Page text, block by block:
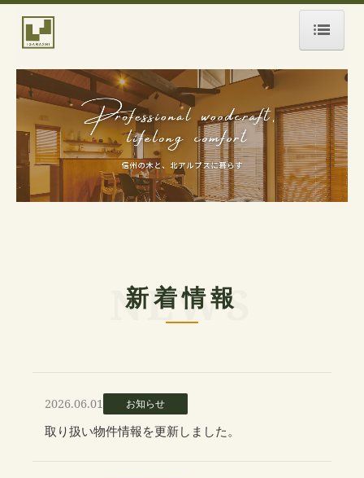
ホーム
五十嵐木材の家づくり
家づくりの流れ
注文住宅
不動産【土地・中古】情報
移住相談
新着情報
2026.06.01 お知らせ
取り扱い物件情報を更新しました。